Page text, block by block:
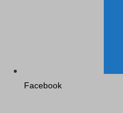
Facebook